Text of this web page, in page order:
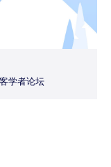
学者论坛